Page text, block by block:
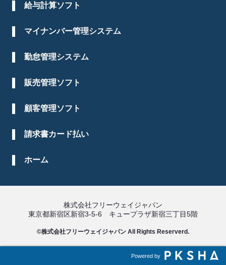
給与計算ソフト
マイナンバー管理システム
勤怠管理システム
販売管理ソフト
顧客管理ソフト
請求書カード払い
ホーム
株式会社フリーウェイジャパン
東京都新宿区新宿3-5-6 キュープラザ新宿三丁目5階
©株式会社フリーウェイジャパン All Rights Reserverd.
Powered by